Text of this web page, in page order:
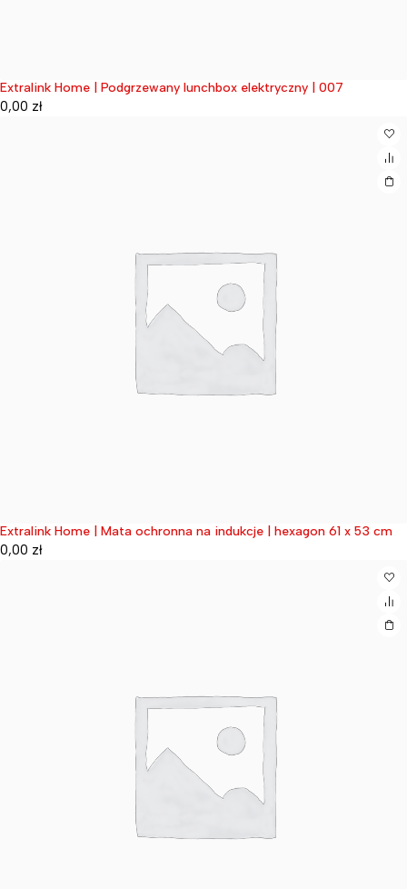
Wyprzedane
Extralink Home | Podgrzewany lunchbox elektryczny | 007
0,00 zł
Wyprzedane
Extralink Home | Mata ochronna na indukcje | hexagon 61 x 53 cm
0,00 zł